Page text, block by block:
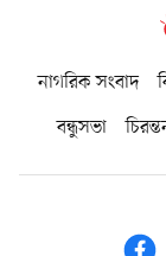
নাগরিক সংবাদ
বন্ধুসভা